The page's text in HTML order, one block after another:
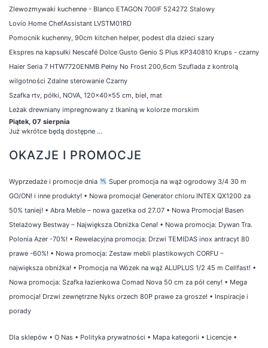
Zlewozmywaki kuchenne - Blanco ETAGON 700IF 524272 Stalowy
Lovio Home ChefAssistant LVSTM01RD
Pomocnik kuchenny, 90cm kitchen helper, podest dla dzieci szary
Ekspres na kapsułki Nescafé Dolce Gusto Genio S Plus KP340810 Krups - czarny
Haier Seria 7 HTW7720ENMB Pełny No Frost 200,6cm Szuflada z kontrolą
wilgotności Zdalne sterowanie Czarny
Szafka rtv, półki, NOVA, 120x40x55 cm, biel, mat
Leżak drewniany impregnowany z tkaniną w kolorze morskim
Piątek, 07 sierpnia
Już wkrótce będą dostępne ...
OKAZJE I PROMOCJE
Wyprzedaże i promocje dnia
Super promocja na wąż ogrodowy 3/4 30 m
GO/ON! i inne produkty! • Nowa promocja! Generator chloru INTEX QX1200 za
50% taniej! • Abra Meble – nowa gazetka od 27.07 • Nowa Promocja! Basen
Stelażowy Bestway – Największa Obniżka Cena! • Nowa promocja: Dywan Tra.
Polonia Azer -70%! • Rewelacyjna promocja: Drzwi TEMIDAS inox antracyt 80
prawe -60%! • Nowa promocja: Zestaw mebli plastikowych CORFU –
największa obniżka! • Promocja na Wózek na wąż ALUPLUS 1/2 45 m Cellfast! •
Nowa promocja: Szafka łazienkowa Comad Nova 50 cm za pół ceny! • Mega
promocja! Drzwi zewnętrzne Nyks orzech 80P prawe za grosze! • Inspiracje i
porady
Dla sklepów • O Nas • Polityka prywatności • Mapa kategorii • Licencje •